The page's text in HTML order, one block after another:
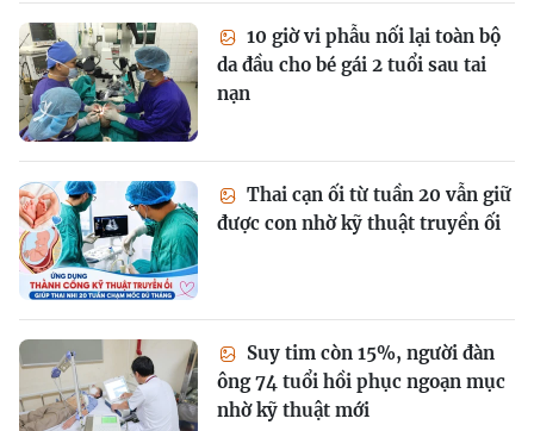
10 giờ vi phẫu nối lại toàn bộ
da đầu cho bé gái 2 tuổi sau tai
nạn
Thai cạn ối từ tuần 20 vẫn giữ
được con nhờ kỹ thuật truyền ối
Suy tim còn 15%, người đàn
ông 74 tuổi hồi phục ngoạn mục
nhờ kỹ thuật mới